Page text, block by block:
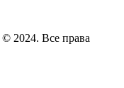
© 2024. Все права